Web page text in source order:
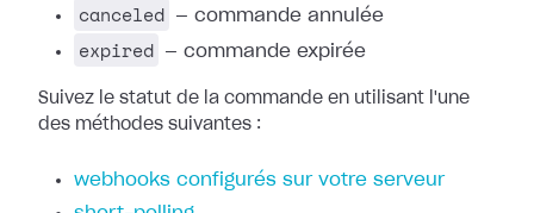
canceled — commande annulée
expired — commande expirée
Suivez le statut de la commande en utilisant l'une
des méthodes suivantes :
webhooks configurés sur votre serveur